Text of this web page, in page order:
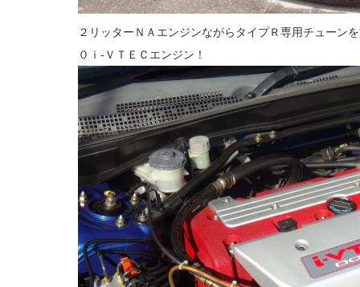
２リッターＮＡエンジンながらタイプＲ専用チューン
０ｉ‐ＶＴＥＣエンジン！